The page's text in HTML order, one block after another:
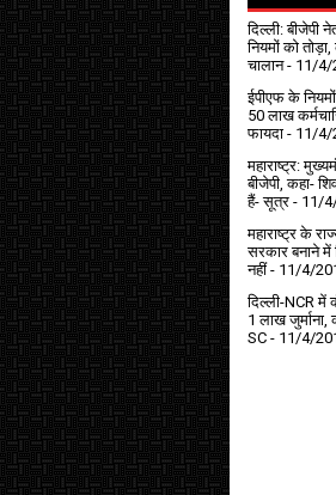
दिल्ली: बीजेपी
नियमों को
चालान- 11/4/
ईपीएफ के
50 लाख
फायदा - 11/4/
महाराष्ट्र:
बीजेपी, कहा-
हैं- सूत्र - 11/
महाराष्ट्र के
सरकार बनाने
नहीं- 11/4/
दिल्ली-NCR में
1 लाख
SC - 11/4/